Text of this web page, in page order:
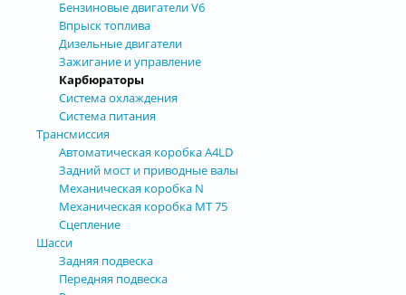
Бензиновые двигатели V6
Впрыск топлива
Дизельные двигатели
Зажигание и управление
Карбюраторы
Система охлаждения
Система питания
Трансмиссия
Автоматическая коробка А4LD
Задний мост и приводные валы
Механическая коробка N
Механическая коробка МТ 75
Сцепление
Шасси
Задняя подвеска
Передняя подвеска